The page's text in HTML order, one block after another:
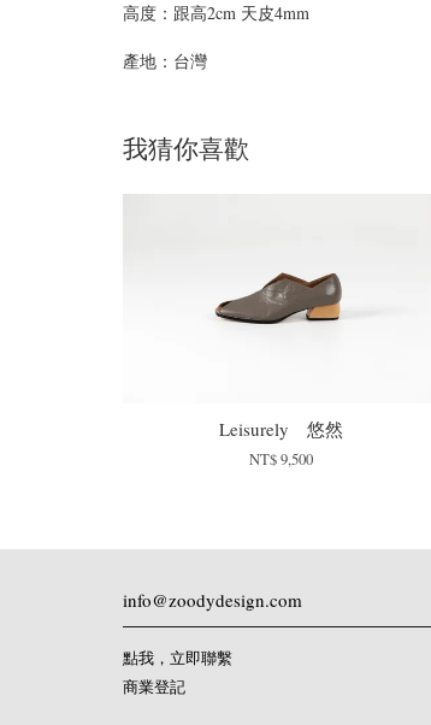
高度：跟高2cm 天皮4mm
產地：台灣
我猜你喜歡
Leisurely 悠然
NT$ 9,500
info@zoodydesign.com
點我，立即聯繫
商業登記